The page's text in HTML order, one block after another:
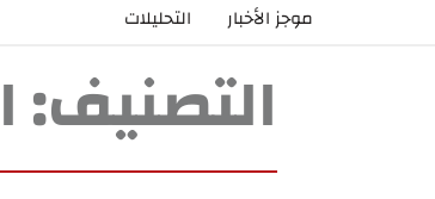
موجز الأخبار التحليلات
التصنيف: